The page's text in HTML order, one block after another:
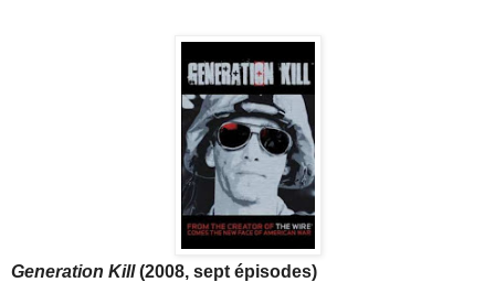
Generation Kill(2008, sept épisodes)